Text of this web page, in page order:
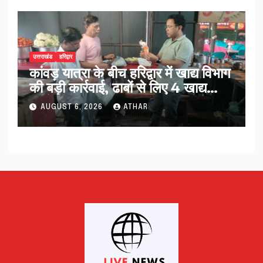
उत्तराखंड हरिद्वार
कांवड़ यात्रा के बीच हरिद्वार में खाद्य विभाग
की बड़ी कार्रवाई, ढाबों से लिए 4 खाद्य
नमूने…
AUGUST 6, 2026 ATHAR